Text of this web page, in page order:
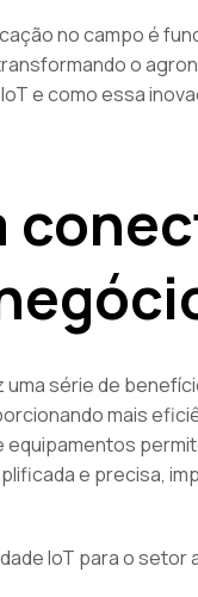
no campo é
o
e como essa
série de
mais
e precisa,
IoT para o